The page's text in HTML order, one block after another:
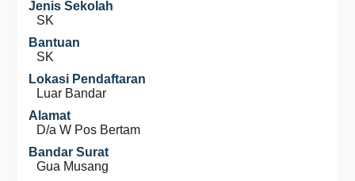
Jenis Sekolah
SK
Bantuan
SK
Lokasi Pendaftaran
Luar Bandar
Alamat
D/a W Pos Bertam
Bandar Surat
Gua Musang